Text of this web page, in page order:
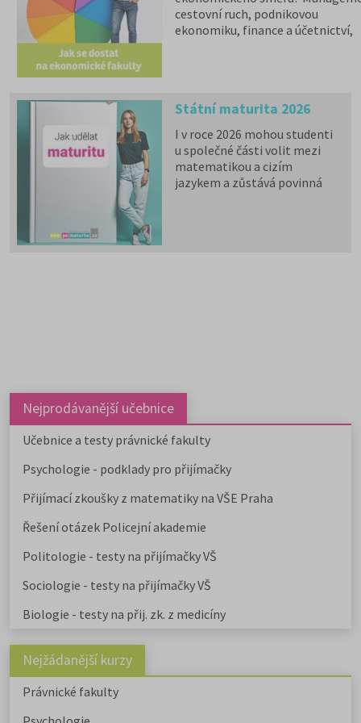
cestovní ruch, podnikovou
ekonomiku, finance a účetnictví,
zahraniční akreditací.
Chystáte se na ekonomický
obor?
Stáhněte si zdarma e-book s
přehledem ekonomických fakult,
Státní maturita 2026
I v roce 2026 mohou studenti
u společné části volit mezi
matematikou a cizím
jazykem a zůstává povinná
Nejprodávanější učebnice
Učebnice a testy právnické fakulty
Psychologie - podklady pro přijímačky
Přijímací zkoušky z matematiky na VŠE Praha
Řešení otázek Policejní akademie
Politologie - testy na přijímačky VŠ
Sociologie - testy na přijímačky VŠ
Biologie - testy na přij. zk. z medicíny
Nejžádanější kurzy
Právnické fakulty